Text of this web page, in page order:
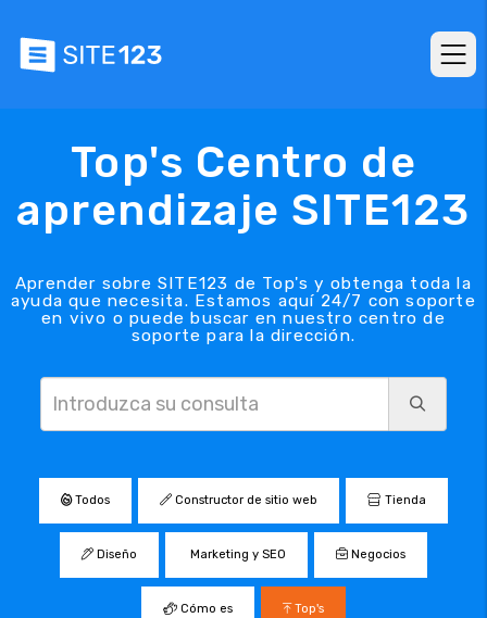
Top's Centro de
aprendizaje SITE123
Aprender sobre SITE123 de Top's y obtenga toda la
ayuda que necesita. Estamos aquí 24/7 con soporte
en vivo o puede buscar en nuestro centro de
soporte para la dirección.
Todos Constructor de sitio web Tienda
Diseño Marketing y SEO Negocios
Cómo es Top's